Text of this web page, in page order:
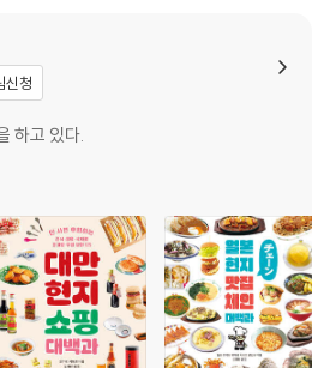
과·마루나가제과 / 세이카식품·요코바타케냉
사쿠라식품 / 롯데·오키나와메이지유업·블
④
이스크림
스텔라 아이스·마루세이 아이스산도 / 아카
다이코 소프트·사사단고 아이스 / 누레센베이
트 / 우나기파이 젤라토·유산균 들어간 아이
아이스·라페스카 모모 젤라토 / 시후쿠노모모
크림 / 쇼유 소프트·쇼유 소프트크림 / 미소
신청
하고 있다.